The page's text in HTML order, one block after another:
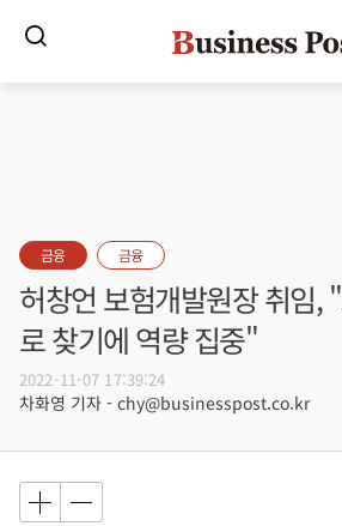
금융 금융
허창언 보험개발원장 취임,
로 찾기에 역량 집중"
2022-11-07 17:39:24
차화영 기자 - chy@businesspost.co.kr